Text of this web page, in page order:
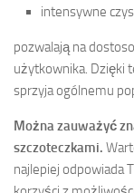
intensywne
pozwalają na
użytkownika. Dzięki
sprzyja ogólnemu
Można zauważyć
szczoteczkami.
najlepiej odpowiada